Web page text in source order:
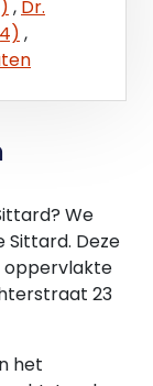
geschiedt
de eerste
de
verhuurder
op
reeks
(CBS).
, Dr.
,
We
Sittard. Deze
oppervlakte
23
het